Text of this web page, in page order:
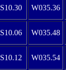
S10.30 W035.36
S10.06 W035.48
S10.12 W035.54